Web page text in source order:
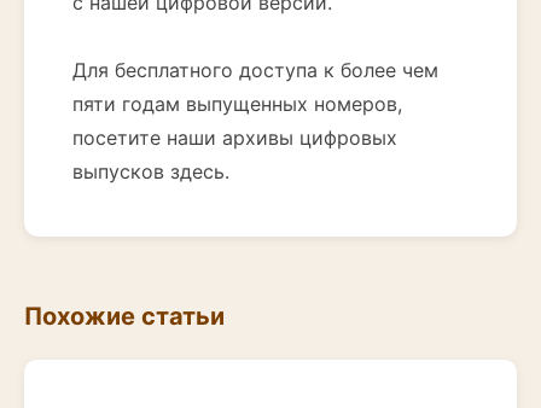
Для бесплатного доступа к более чем
пяти годам выпущенных номеров,
посетите наши архивы цифровых
выпусков здесь.
Похожие статьи